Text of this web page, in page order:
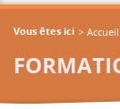
Vous êtes ici Accueil